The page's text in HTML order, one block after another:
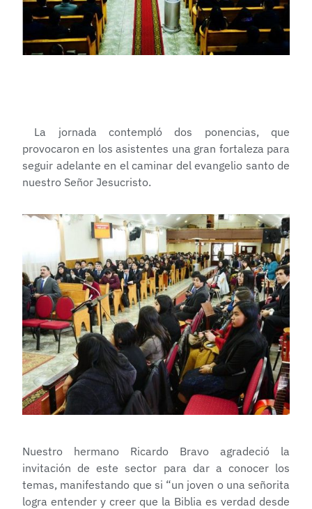
La jornada contempló dos ponencias, que
provocaron en los asistentes una gran fortaleza para
seguir adelante en el caminar del evangelio santo de
nuestro Señor Jesucristo.
Nuestro hermano Ricardo Bravo agradeció la
invitación de este sector para dar a conocer los
temas, manifestando que si “un joven o una señorita
logra entender y creer que la Biblia es verdad desde